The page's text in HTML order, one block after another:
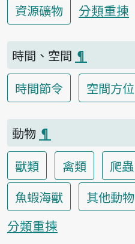
資源礦物
分類重揀
時間、空間 ¶
時間節令
空間方位
動物 ¶
獸類
禽類 爬
魚蝦海獸
其他動物
分類重揀